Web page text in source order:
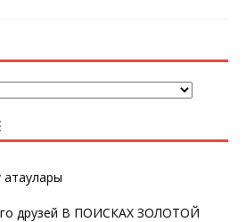
друзей В ПОИСКАХ ЗОЛОТОЙ